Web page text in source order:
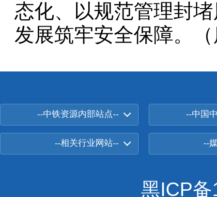
态化、以规范管理封
发展筑牢安全保障。
--中铁资源内部站点-- --中国
--相关行业网站-- --
黑ICP